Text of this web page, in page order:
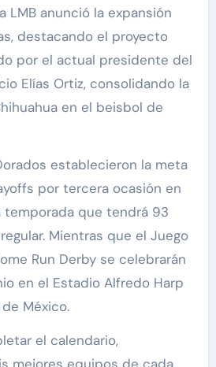
LMB anunció la expansión
destacando el proyecto
por el actual presidente del
Elías Ortiz, consolidando la
en el beisbol de
establecieron la meta
por tercera ocasión en
temporada que tendrá 93
Mientras que el Juego
Run Derby se celebrarán
en el Estadio Alfredo Harp
México.
el calendario,